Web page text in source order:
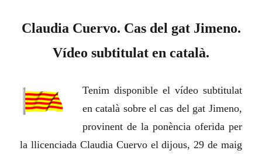
Claudia Cuervo. Cas del gat Jimeno.
Vídeo subtitulat en català.
Tenim disponible el vídeo subtitulat
en català sobre el cas del gat Jimeno,
provinent de la ponència oferida per
la llicenciada Claudia Cuervo el dijous, 29 de maig